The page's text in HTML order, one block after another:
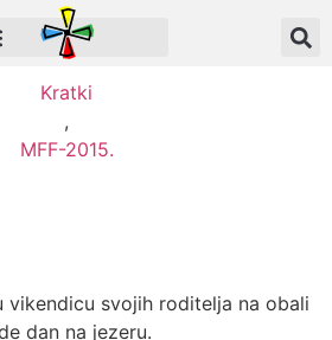
Kratki
,
MFF-2015.
vikendicu svojih roditelja na obali
dan na jezeru.